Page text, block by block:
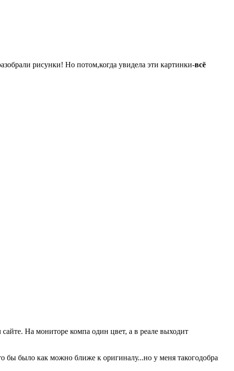
рисунки! Но потом,когда увидела эти картинки-всё
На мониторе компа один цвет, а в реале выходит
было как можно ближе к оригиналу...но у меня такогодобра